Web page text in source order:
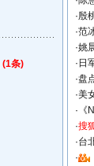
(1条)
·殷
·范
·姚
· 日
·盘
·美
·
·搜
·台
·